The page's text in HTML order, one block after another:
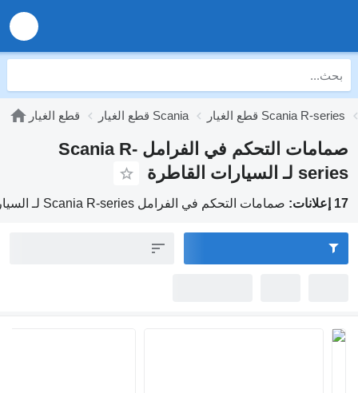
قطع الغيار قطع الغيار Scania قطع الغيار Scania R-series
صمامات التحكم في الفرامل Scania R-
series لـ السيارات القاطرة
17 إعلانات: صمامات التحكم في الفرامل Scania R-series لـ السيارات القاطرة